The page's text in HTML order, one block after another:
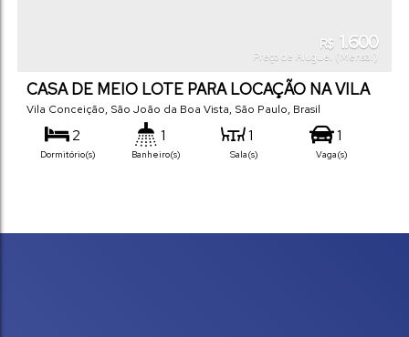
R$ 1.600
Preço de Aluguel (Mensal)
CASA DE MEIO LOTE PARA LOCAÇÃO NA VILA
CONCEIÇÃO
Vila Conceição, São João da Boa Vista, São Paulo, Brasil
2
Dormitório(s)
1
Banheiro(s)
1
Sala(s)
1
Vaga(s)